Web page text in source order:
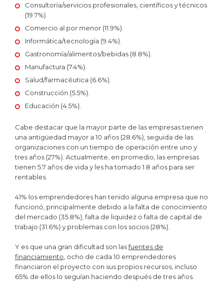
Consultoría/servicios profesionales, científicos y técnicos
(19.7%).
Comercio al por menor (11.9%).
Informática/tecnología (9.4%).
Gastronomía/alimentos/bebidas (8.8%).
Manufactura (7.4%).
Salud/farmacéutica (6.6%).
Construcción (5.5%).
Educación (4.5%).
Cabe destacar que la mayor parte de las empresas tienen
una antigüedad mayor a 10 años (28.6%), seguida de las
organizaciones con un tiempo de operación entre uno y
tres años (27%). Actualmente, en promedio, las empresas
tienen 5.7 años de vida y les ha tomado 1.8 años para ser
rentables.
41% los emprendedores han tenido alguna empresa que no
funcionó, principalmente debido a la falta de conocimiento
del mercado (35.8%), falta de liquidez o falta de capital de
trabajo (31.6%) y problemas con los socios (28%).
Y es que una gran dificultad son lasfuentes de
financiamiento , ocho de cada 10 emprendedores
financiaron el proyecto con sus propios recursos, incluso
65% de ellos lo seguían haciendo después de tres años.